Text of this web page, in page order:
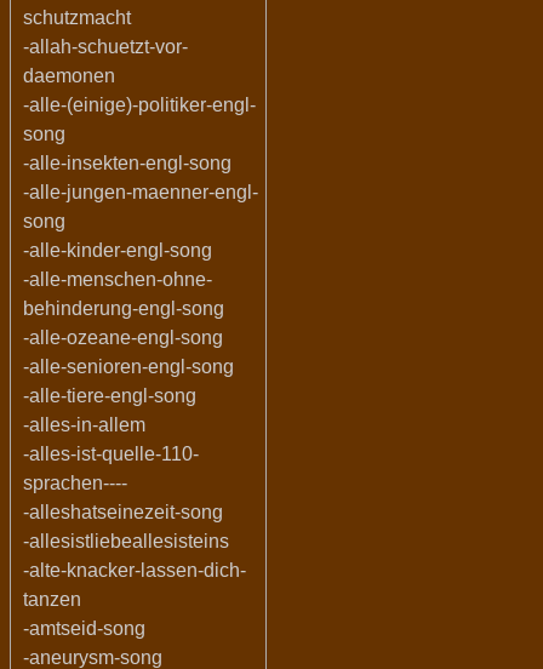
schutzmacht
-allah-schuetzt-vor-
daemonen
-alle-(einige)-politiker-engl-
song
-alle-insekten-engl-song
-alle-jungen-maenner-engl-
song
-alle-kinder-engl-song
-alle-menschen-ohne-
behinderung-engl-song
-alle-ozeane-engl-song
-alle-senioren-engl-song
-alle-tiere-engl-song
-alles-in-allem
-alles-ist-quelle-110-
sprachen----
-alleshatseinezeit-song
-allesistliebeallesisteins
-alte-knacker-lassen-dich-
tanzen
-amtseid-song
-aneurysm-song